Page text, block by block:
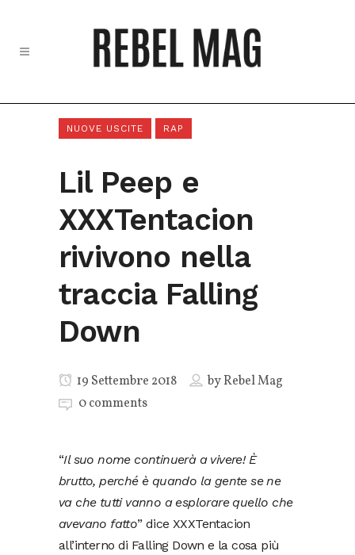
NUOVE USCITE RAP
Lil Peep e
XXXTentacion
rivivono nella
traccia Falling
Down
19 Settembre 2018 byRebel Mag
0 comments
“Il suo nome continuerà a vivere! È
brutto, perché è quando la gente se ne
va che tutti vanno a esplorare quello che
avevano fatto” dice XXXTentacion
all’interno di Falling Down e la cosa più